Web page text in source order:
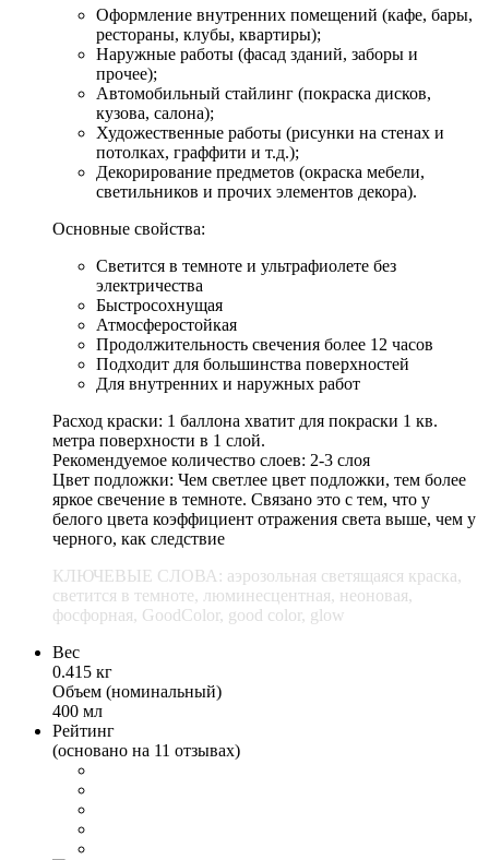
Оформление внутренних помещений (кафе, бары,
рестораны, клубы, квартиры);
Наружные работы (фасад зданий, заборы и
прочее);
Автомобильный стайлинг (покраска дисков,
кузова, салона);
Художественные работы (рисунки на стенах и
потолках, граффити и т.д.);
Декорирование предметов (окраска мебели,
светильников и прочих элементов декора).
Основные свойства:
Светится в темноте и ультрафиолете без
электричества
Быстросохнущая
Атмосферостойкая
Продолжительность свечения более 12 часов
Подходит для большинства поверхностей
Для внутренних и наружных работ
Расход краски: 1 баллона хватит для покраски 1 кв.
метра поверхности в 1 слой.
Рекомендуемое количество слоев: 2-3 слоя
Цвет подложки: Чем светлее цвет подложки, тем более
яркое свечение в темноте. Связано это с тем, что у
белого цвета коэффициент отражения света выше, чем у
черного, как следствие
КЛЮЧЕВЫЕ СЛОВА: аэрозольная светящаяся краска,
светится в темноте, люминесцентная, неоновая,
фосфорная, GoodColor, good color, glow
Вес
0.415 кг
Объем (номинальный)
400 мл
Рейтинг
(основано на 11 отзывах)